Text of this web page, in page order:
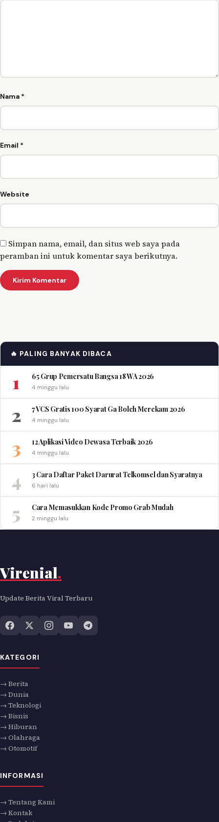
Nama *
Email *
Website
Simpan nama, email, dan situs web saya pada
peramban ini untuk komentar saya berikutnya.
🔥 PALING BANYAK DIBACA
1 65 Grup Pemersatu Bangsa 18 WA 2026
4 minggu lalu
2 7 VCS Gratis 100 Syarat Ga Boleh Merekam 2026
4 minggu lalu
3 12 Aplikasi Video Dewasa Terbaik 2026
4 minggu lalu
4 3 Cara Daftar Paket Darurat Telkomsel dan Syaratnya
6 hari lalu
5 Cara Memasukkan Kode Promo Grab Mudah
2 minggu lalu
Virenial.
Update Berita Viral Terbaru
KATEGORI
→ Berita
→ Dunia
→ Teknologi
→ Bisnis
→ Hiburan
→ Olahraga
→ Otomotif
INFORMASI
→ Tentang Kami
→ Kontak